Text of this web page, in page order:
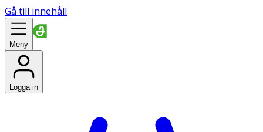
Gå till innehåll
Meny
Logga in